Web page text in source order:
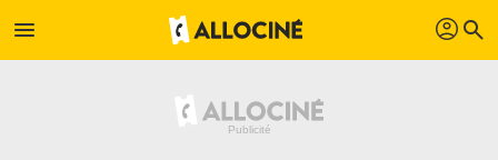
menu profil search